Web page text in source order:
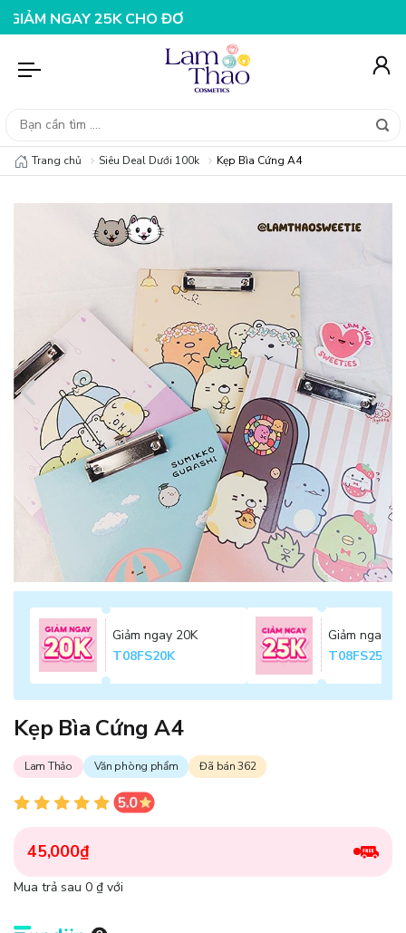
25K CHO ĐƠN HÀNG 99K
Trang chủ Siêu Deal Dưới 100k Kẹp Bìa Cứng A4
Giảm ngay 20K
T08FS20K
Giảm ngay
T08FS25K
Kẹp Bìa Cứng A4
Lam Thảo Văn phòng phẩm Đã bán 362
45,000₫
Mua trả sau 0 ₫ với